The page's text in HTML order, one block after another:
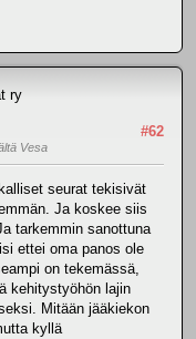
ry
#62
Vesa
seurat tekisivät
Ja koskee siis
tarkemmin sanottuna
ettei oma panos ole
on tekemässä,
kehitystyöhön lajin
Mitään jääkiekon
kyllä